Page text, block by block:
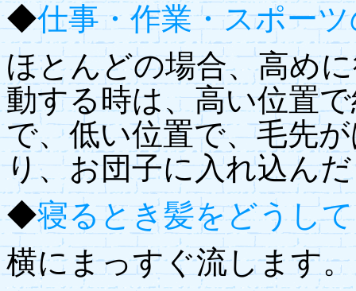
◆仕事・作業・スポー
ほとんどの場合、高め
動する時は、高い位置
で、低い位置で、毛先
り、お団子に入れ込ん
◆寝るとき髪をどうし
横にまっすぐ流します。